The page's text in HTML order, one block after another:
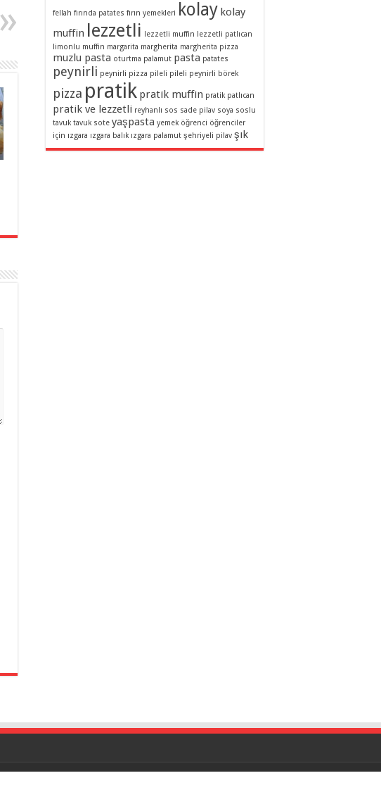
fellah fırında patates fırın yemekleri kolay kolay
muffin lezzetli lezzetli muffin lezzetli patlıcan
limonlu muffin margarita margherita margherita pizza
muzlu pasta oturtma palamut pasta patates
peynirli peynirli pizza pileli pileli peynirli börek
pizza pratik pratik muffin pratik patlıcan
pratik ve lezzetli reyhanlı sos sade pilav soya soslu
tavuk tavuk sote yaşpasta yemek öğrenci öğrenciler
için ızgara ızgara balık ızgara palamut şehriyeli pilav şık